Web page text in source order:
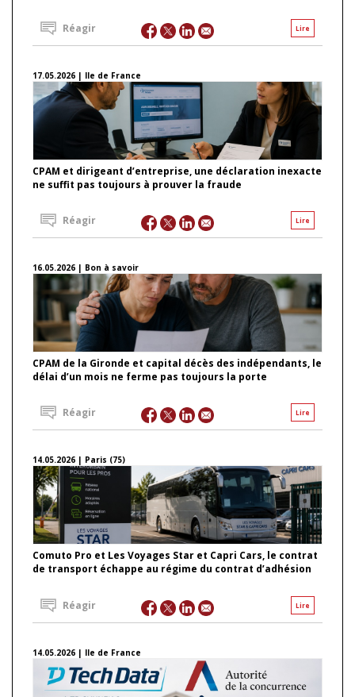
Lire
Réagir
17.05.2026 | Ile de France
CPAM et dirigeant d’entreprise, une déclaration inexacte
ne suffit pas toujours à prouver la fraude
Lire
Réagir
16.05.2026 | Bon à savoir
CPAM de la Gironde et capital décès des indépendants, le
délai d’un mois ne ferme pas toujours la porte
Lire
Réagir
14.05.2026 | Paris (75)
Comuto Pro et Les Voyages Star et Capri Cars, le contrat
de transport échappe au régime du contrat d’adhésion
Lire
Réagir
14.05.2026 | Ile de France